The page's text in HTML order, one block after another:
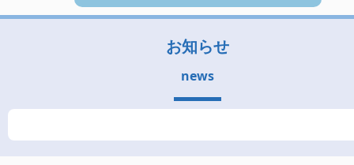
お知らせ
news